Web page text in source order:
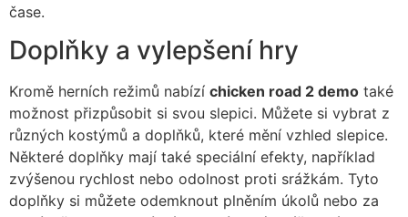
čase.
Doplňky a vylepšení hry
Kromě herních režimů nabízí chicken road 2 demo také
možnost přizpůsobit si svou slepici. Můžete si vybrat z
různých kostýmů a doplňků, které mění vzhled slepice.
Některé doplňky mají také speciální efekty, například
zvýšenou rychlost nebo odolnost proti srážkám. Tyto
doplňky si můžete odemknout plněním úkolů nebo za